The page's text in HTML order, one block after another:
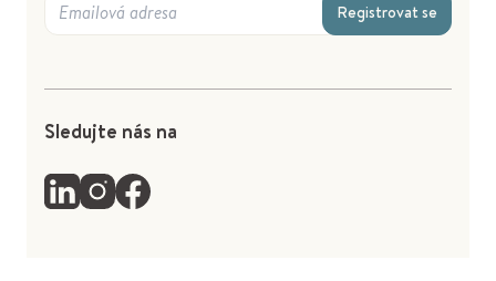
Registrovat se
Sledujte nás na